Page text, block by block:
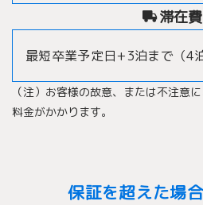
滞在
最短卒業予定日+3泊まで（4
（注）お客様の故意、または不注意
料金がかかります。
保証を超えた場